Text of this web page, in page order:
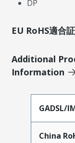
DP
EU RoHS適合
Additional
Information
GADSL/
China